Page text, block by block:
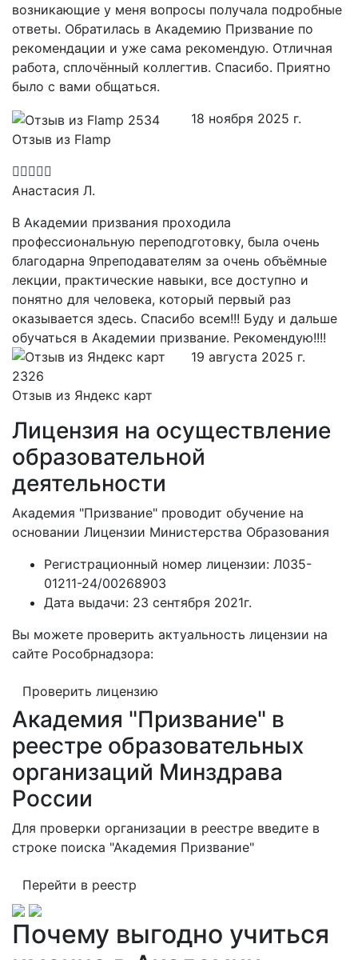
возникающие у меня вопросы получала подробные
ответы. Обратилась в Академию Призвание по
рекомендации и уже сама рекомендую. Отличная
работа, сплочённый коллегтив. Спасибо. Приятно
было с вами общаться.
Отзыв из Flamp
18 ноября 2025 г.
Анастасия Л.
В Академии призвания проходила
профессиональную переподготовку, была очень
благодарна 9преподавателям за очень объёмные
лекции, практические навыки, все доступно и
понятно для человека, который первый раз
оказывается здесь. Спасибо всем!!! Буду и дальше
обучаться в Академии призвание. Рекомендую!!!!
Отзыв из Яндекс карт
19 августа 2025 г.
Лицензия на осуществление
образовательной
деятельности
Академия "Призвание" проводит обучение на
основании Лицензии Министерства Образования
Регистрационный номер лицензии: Л035-
01211-24/00268903
Дата выдачи: 23 сентября 2021г.
Вы можете проверить актуальность лицензии на
сайте Рособрнадзора:
Проверить лицензию
Академия "Призвание" в
реестре образовательных
организаций Минздрава
России
Для проверки организации в реестре введите в
строке поиска "Академия Призвание"
Перейти в реестр
Почему выгодно учиться